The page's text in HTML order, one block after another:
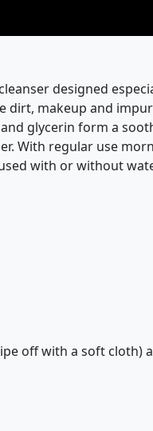
designed
makeup and
glycerin form a
With regular use
with or without
off with a soft